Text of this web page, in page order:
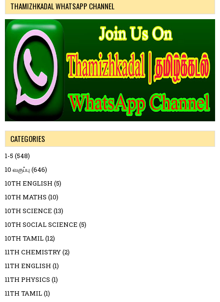
THAMIZHKADAL WHATSAPP CHANNEL
CATEGORIES
1-5 (548)
10 வகுப்பு (646)
10TH ENGLISH (5)
10TH MATHS (10)
10TH SCIENCE (13)
10TH SOCIAL SCIENCE (5)
10TH TAMIL(12)
11TH CHEMISTRY(2)
11TH ENGLISH (1)
11TH PHYSICS (1)
11TH TAMIL(1)